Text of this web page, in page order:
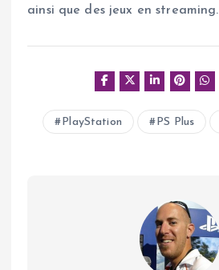
ainsi que des jeux en streaming.
PlayStation PS Plus